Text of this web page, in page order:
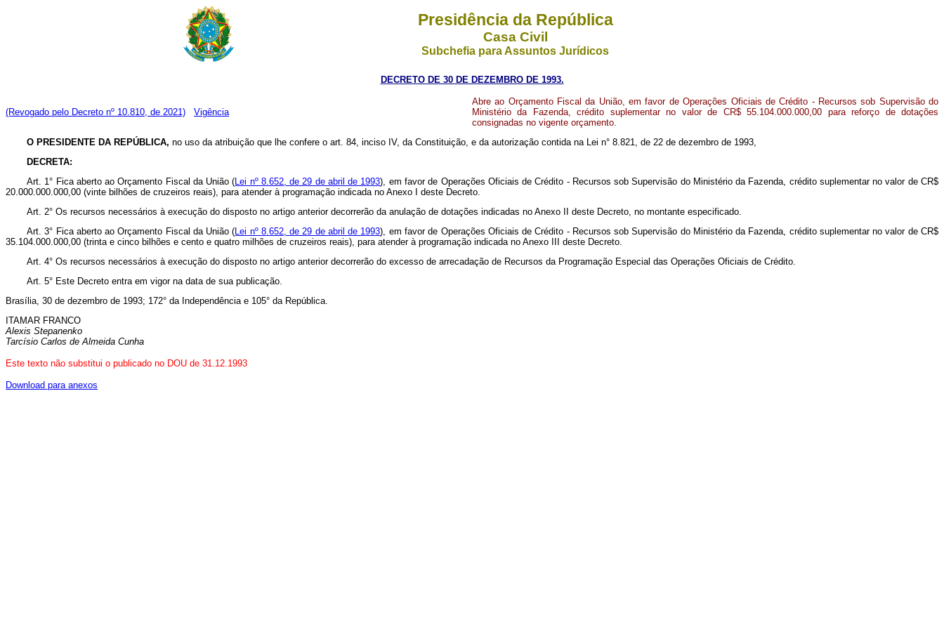
Presidência da República
Casa Civil
Subchefia para Assuntos Jurídicos
DECRETO DE 30 DE DEZEMBRO DE 1993.
(Revogado pelo Decreto nº 10.810, de 2021) Vigência
Abre ao Orçamento Fiscal da União, em favor de Operações Oficiais de Crédito - Recursos sob Supervisão do
Ministério da Fazenda, crédito suplementar no valor de CR$ 55.104.000.000,00 para reforço de dotações
consignadas no vigente orçamento.
O PRESIDENTE DA REPÚBLICA, no uso da atribuição que lhe confere o art. 84, inciso IV, da Constituição, e da autorização contida na Lei n° 8.821, de 22 de dezembro de 1993,
DECRETA:
Art. 1° Fica aberto ao Orçamento Fiscal da União (Lei nº 8.652, de 29 de abril de 1993), em favor de Operações Oficiais de Crédito - Recursos sob Supervisão do Ministério da Fazenda, crédito suplementar no valor de CR$
20.000.000.000,00 (vinte bilhões de cruzeiros reais), para atender à programação indicada no Anexo I deste Decreto.
Art. 2° Os recursos necessários à execução do disposto no artigo anterior decorrerão da anulação de dotações indicadas no Anexo II deste Decreto, no montante especificado.
Art. 3° Fica aberto ao Orçamento Fiscal da União (Lei nº 8.652, de 29 de abril de 1993), em favor de Operações Oficiais de Crédito - Recursos sob Supervisão do Ministério da Fazenda, crédito suplementar no valor de CR$
35.104.000.000,00 (trinta e cinco bilhões e cento e quatro milhões de cruzeiros reais), para atender à programação indicada no Anexo III deste Decreto.
Art. 4° Os recursos necessários à execução do disposto no artigo anterior decorrerão do excesso de arrecadação de Recursos da Programação Especial das Operações Oficiais de Crédito.
Art. 5° Este Decreto entra em vigor na data de sua publicação.
Brasília, 30 de dezembro de 1993; 172° da Independência e 105° da República.
ITAMAR FRANCO
Alexis Stepanenko
Tarcísio Carlos de Almeida Cunha
Este texto não substitui o publicado no DOU de 31.12.1993
Download para anexos